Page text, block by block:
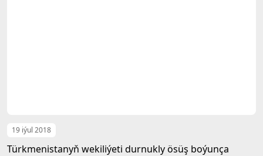
19 iýul 2018
Türkmenistanyň wekiliýeti durnukly ösüş boýunça